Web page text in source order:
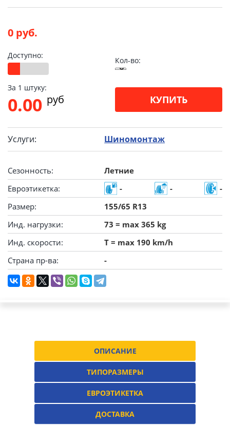
0 руб.
Доступно:
Кол-во:
За 1 штуку:
0.00 pуб КУПИТЬ
Услуги: Шиномонтаж
Сезонность:
Летние
Евроэтикетка:
- -
-
Размер:
155/65 R13
Инд. нагрузки:
73 = max 365 kg
Инд. скорости:
T = max 190 km/h
Страна пр-ва:
-
ОПИСАНИЕ
ТИПОРАЗМЕРЫ
ЕВРОЭТИКЕТКА
ДОСТАВКА